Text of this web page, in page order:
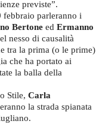
previste”.
febbraio parleranno i
Bertone ed Ermanno
nesso di causalità
tra la prima (o le prime)
che ha portato ai
la balla della
Stile, Carla
la strada spianata